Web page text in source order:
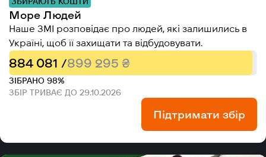
Море Людей
Наше ЗМІ розповідає про людей, які залишились в
Україні, щоб її захищати та відбудовувати.
884 081 /899 295 ₴
ЗІБРАНО 98%
ЗБІР ТРИВАЄ ДО 29.10.2026
Підтримати збір